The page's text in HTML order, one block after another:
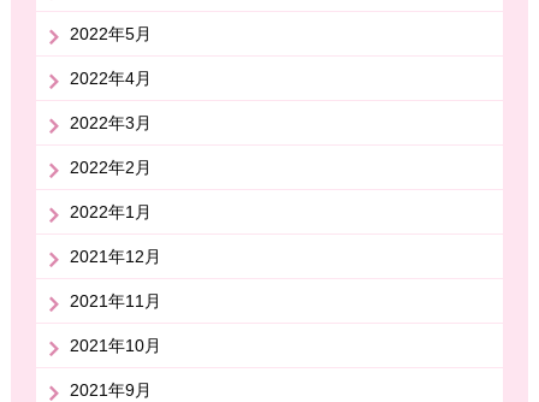
2022年5月
2022年4月
2022年3月
2022年2月
2022年1月
2021年12月
2021年11月
2021年10月
2021年9月